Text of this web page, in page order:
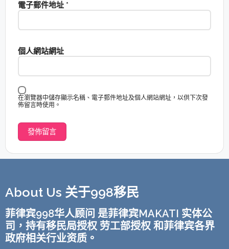
電子郵件地址 *
個人網站網址
在瀏覽器中儲存顯示名稱、電子郵件地址及個人網站網址，以供下次發
佈留言時使用。
About Us 关于998移民
菲律宾998华人顾问 是菲律宾MAKATI 实体公
司，持有移民局授权 劳工部授权 和菲律宾各界
政府相关行业资质。